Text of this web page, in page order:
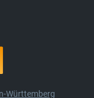
Württemberg